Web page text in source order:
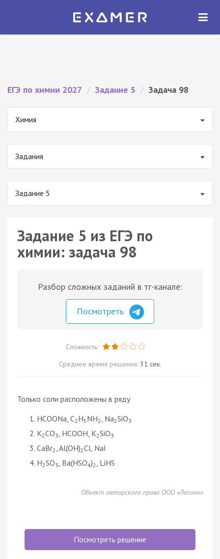
Экзамер — ЕГЭ 2027
ОТКРЫТЬ
ЕГЭ по химии 2027 / Задание 5 / Задача 98
Химия
Задания
Задание 5
Задание 5 из ЕГЭ по
химии: задача 98
Разбор сложных заданий в тг-канале:
Посмотреть
Сложность:
Среднее время решения: 31 сек.
Только соли расположены в ряду
HCOОNa, C2 H5 NH2 , Na2SiO3
K2CO3 , HCOOH, K2SiO3
CaBr2 , Al(OH)2Cl, NaI
H2SO3 , Ba(HSO4)2 , LiHS
Объект авторского права ООО «Легион»
Посмотреть решение